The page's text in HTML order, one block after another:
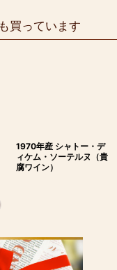
買っています
1970年産 シャトー・デ
ィケム・ソーテルヌ（貴
腐ワイン）